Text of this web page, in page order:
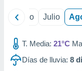
1199
Junio Julio
T. Media: 21°C
Días de lluvia: 8